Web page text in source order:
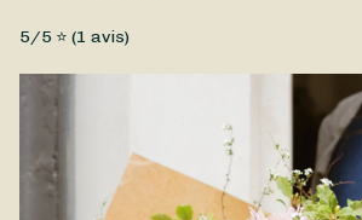
Un bouquet de fleurs fraîches, imaginé
Fête des Pères par Ti Fleur Nani, artisan
Suzanne. Composé de fleurs de saison, le
Pères est parfait pour exprimer tout
Papa, avec délicatesse et originalité.
Sainte-Suzanne et dans ses environs,
5/5 ⭐ (1 avis)